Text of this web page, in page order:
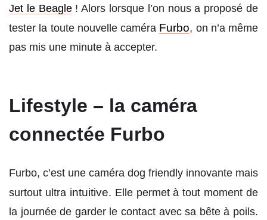
Jet le Beagle! Alors lorsque l’on nous a proposé de
tester la toute nouvelle caméra Furbo, on n’a même
pas mis une minute à accepter.
Lifestyle – la caméra
connectée Furbo
Furbo, c’est une caméra dog friendly innovante mais
surtout ultra intuitive. Elle permet à tout moment de
la journée de garder le contact avec sa bête à poils.